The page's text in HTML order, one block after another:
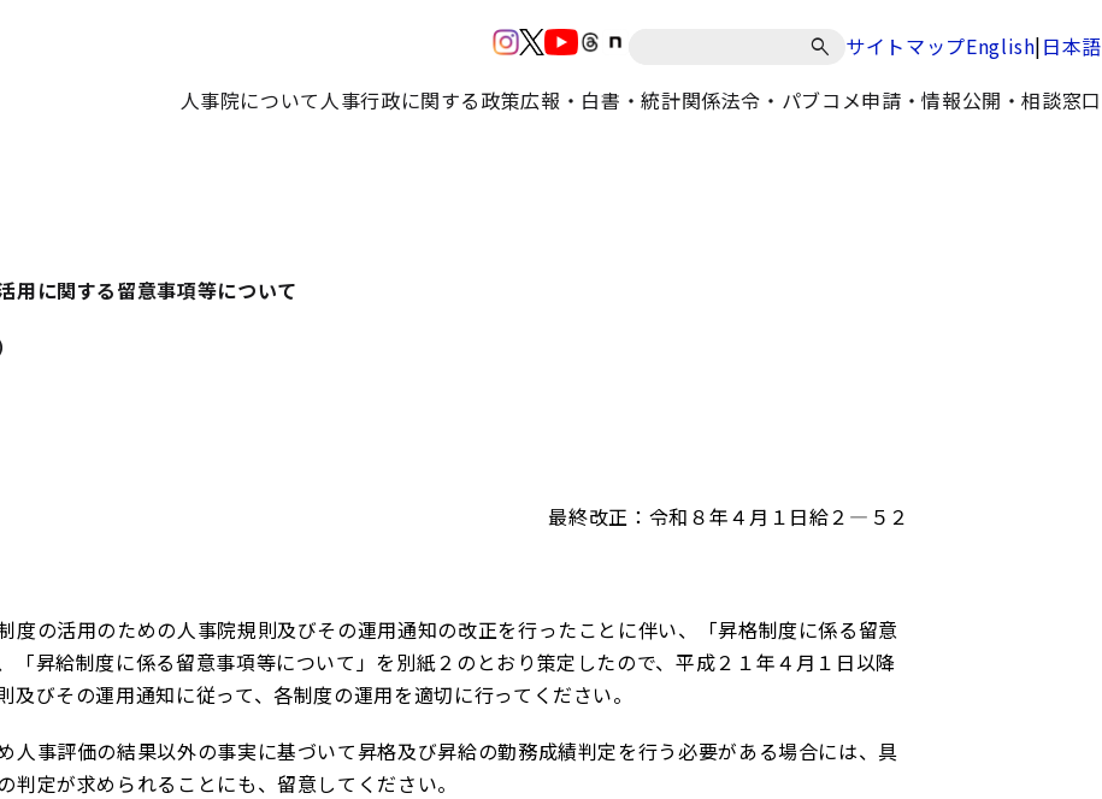
サイトマップEnglish|日本語
人事院について 人事行政に関する政策広報・白書・統計関係法令・パブコメ申請・情報公開・相談窓口
用に関する留意事項等について
最終改正：令和８年４月１日給２―５２
の活用のための人事院規則及びその運用通知の改正を行ったことに伴い、「昇格制度に係る留意
「昇給制度に係る留意事項等について」を別紙２のとおり策定したので、平成２１年４月１日以降
びその運用通知に従って、各制度の運用を適切に行ってください。
事評価の結果以外の事実に基づいて昇格及び昇給の勤務成績判定を行う必要がある場合には、具
定が求められることにも、留意してください。